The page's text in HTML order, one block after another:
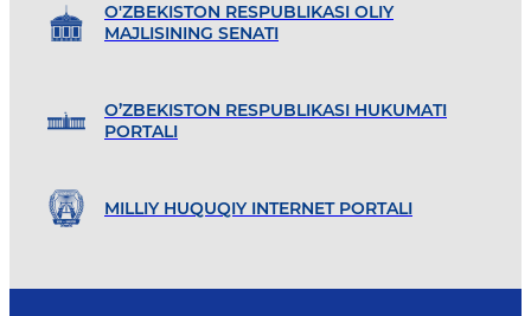
O'ZBEKISTON RESPUBLIKASI OLIY
MAJLISINING SENATI
O’ZBEKISTON RESPUBLIKASI HUKUMATI
PORTALI
MILLIY HUQUQIY INTERNET PORTALI